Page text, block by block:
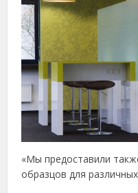
«Мы предоставили
образцов для